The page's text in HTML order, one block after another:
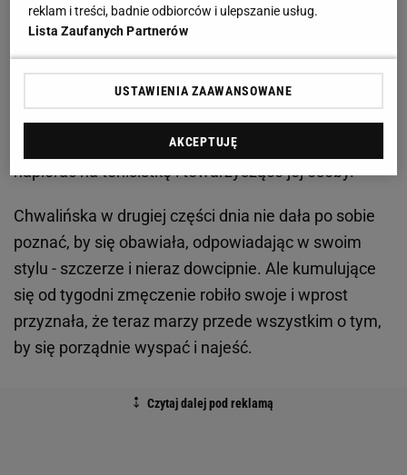
problemu z tłumem dziennikarzy i fotoreporterów,
którzy czekali na nią w poniedziałek w Warszawie.
że zmieniono formułę popołudniowego spotkania.
Przedstawiciele mediów mieli bowiem rano
przedostać się poza wyznaczoną strefę i
napierać na tenisistkę i towarzyszące jej osoby.
Chwalińska w drugiej części dnia nie dała po sobie
poznać, by się obawiała, odpowiadając w swoim
stylu - szczerze i nieraz dowcipnie. Ale kumulujące
się od tygodni zmęczenie robiło swoje i wprost
przyznała, że teraz marzy przede wszystkim o tym,
by się porządnie wyspać i najeść.
reklam i treści, badnie odbiorców i ulepszanie usług.
Lista Zaufanych Partnerów
USTAWIENIA ZAAWANSOWANE
AKCEPTUJĘ